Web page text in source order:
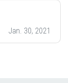
Jan. 30, 2021